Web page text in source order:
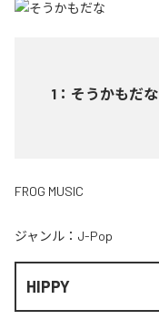
1 ： そうかもだな
FROG MUSIC
ジャンル： J-Pop
HIPPY